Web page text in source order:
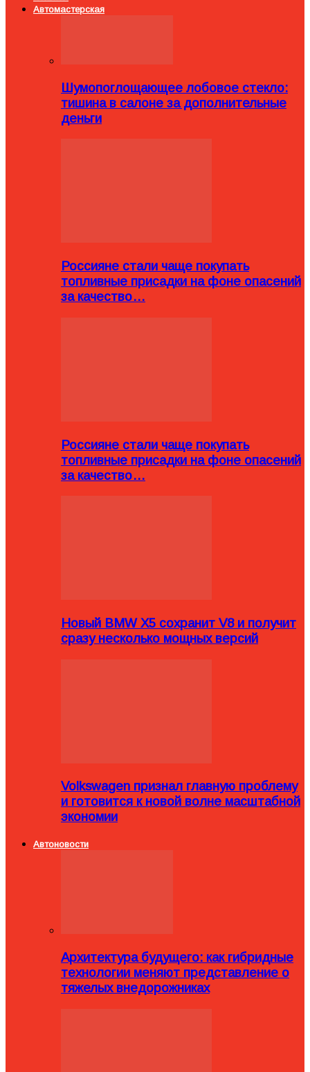
Автомастерская
Шумопоглощающее лобовое стекло:
тишина в салоне за дополнительные
деньги
Россияне стали чаще покупать
топливные присадки на фоне опасений
за качество…
Россияне стали чаще покупать
топливные присадки на фоне опасений
за качество…
Новый BMW X5 сохранит V8 и получит
сразу несколько мощных версий
Volkswagen признал главную проблему
и готовится к новой волне масштабной
экономии
Автоновости
Архитектура будущего: как гибридные
технологии меняют представление о
тяжелых внедорожниках